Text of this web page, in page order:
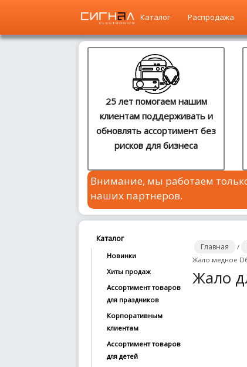
Сотрудничество
Каталог Распродажа
25 лет помогаем нашим
клиентам поддерживать и
обновлять ассортимент без
рисков для бизнеса
Внимание, мы работаем
наших партнеров.
Главная /
Жало медное
Жало
Каталог
Новинки
Хиты продаж
Ассортимент товаров
для праздников
Корпоративным
клиентам
Ассортимент товаров
для детей